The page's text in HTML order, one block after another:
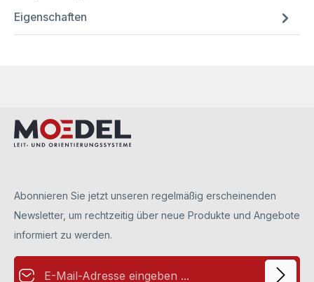
Eigenschaften
Abonnieren Sie jetzt unseren regelmäßig erscheinenden
Newsletter, um rechtzeitig über neue Produkte und Angebote
informiert zu werden.
E-Mail-Adresse*